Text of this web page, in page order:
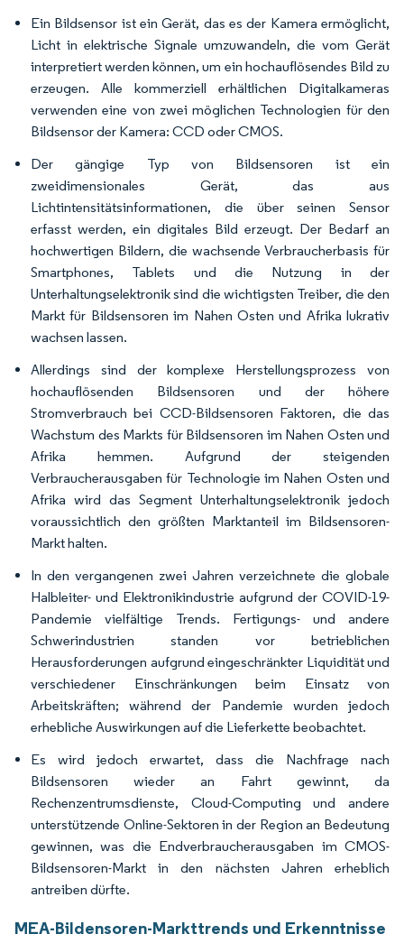
Ein Bildsensor ist ein Gerät, das es der Kamera ermöglicht,
Licht in elektrische Signale umzuwandeln, die vom Gerät
interpretiert werden können, um ein hochauflösendes Bild zu
erzeugen. Alle kommerziell erhältlichen Digitalkameras
verwenden eine von zwei möglichen Technologien für den
Bildsensor der Kamera: CCD oder CMOS.
Der gängige Typ von Bildsensoren ist ein
zweidimensionales Gerät, das aus
Lichtintensitätsinformationen, die über seinen Sensor
erfasst werden, ein digitales Bild erzeugt. Der Bedarf an
hochwertigen Bildern, die wachsende Verbraucherbasis für
Smartphones, Tablets und die Nutzung in der
Unterhaltungselektronik sind die wichtigsten Treiber, die den
Markt für Bildsensoren im Nahen Osten und Afrika lukrativ
wachsen lassen.
Allerdings sind der komplexe Herstellungsprozess von
hochauflösenden Bildsensoren und der höhere
Stromverbrauch bei CCD-Bildsensoren Faktoren, die das
Wachstum des Markts für Bildsensoren im Nahen Osten und
Afrika hemmen. Aufgrund der steigenden
Verbraucherausgaben für Technologie im Nahen Osten und
Afrika wird das Segment Unterhaltungselektronik jedoch
voraussichtlich den größten Marktanteil im Bildsensoren-
Markt halten.
In den vergangenen zwei Jahren verzeichnete die globale
Halbleiter- und Elektronikindustrie aufgrund der COVID-19-
Pandemie vielfältige Trends. Fertigungs- und andere
Schwerindustrien standen vor betrieblichen
Herausforderungen aufgrund eingeschränkter Liquidität und
verschiedener Einschränkungen beim Einsatz von
Arbeitskräften; während der Pandemie wurden jedoch
erhebliche Auswirkungen auf die Lieferkette beobachtet.
Es wird jedoch erwartet, dass die Nachfrage nach
Bildsensoren wieder an Fahrt gewinnt, da
Rechenzentrumsdienste, Cloud-Computing und andere
unterstützende Online-Sektoren in der Region an Bedeutung
gewinnen, was die Endverbraucherausgaben im CMOS-
Bildsensoren-Markt in den nächsten Jahren erheblich
antreiben dürfte.
MEA-Bildensoren-Markttrends und Erkenntnisse